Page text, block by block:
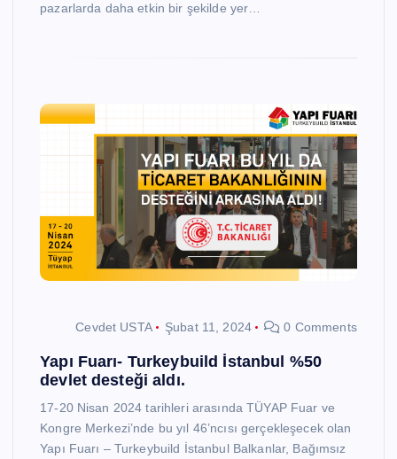
pazarlarda daha etkin bir şekilde yer…
Cevdet USTA Şubat 11, 2024 0 Comments
Yapı Fuarı- Turkeybuild İstanbul %50
devlet desteği aldı.
17-20 Nisan 2024 tarihleri arasında TÜYAP Fuar ve
Kongre Merkezi’nde bu yıl 46’ncısı gerçekleşecek olan
Yapı Fuarı – Turkeybuild İstanbul Balkanlar, Bağımsız